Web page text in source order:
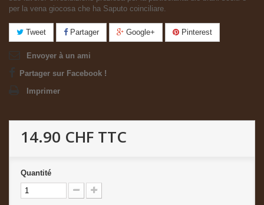
per la vena giocosa che ha Saputo coinciliare.
Tweet Partager Google+ Pinterest
Envoyer à un ami
Partager sur Facebook !
Imprimer
14.90 CHF TTC
Quantité